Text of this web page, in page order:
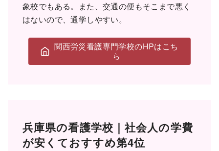
象校でもある。また、交通の便もそこまで悪く
はないので、通学しやすい。
関西労災看護専門学校のHPはこち
ら
兵庫県の看護学校｜社会人の学費
が安くておすすめ第4位